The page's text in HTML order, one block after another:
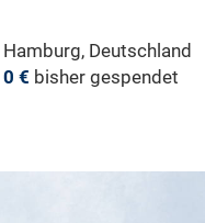
Hamburg, Deutschland
0 € bisher gespendet